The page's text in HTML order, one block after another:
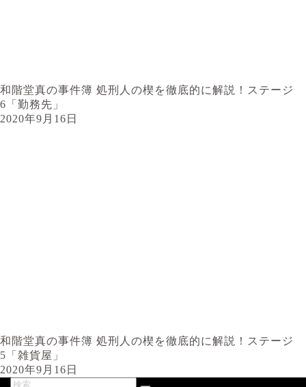
和階堂真の事件簿 処刑人の楔を徹底的に解説！ステージ
6「勤務先」
2020年9月16日
和階堂真の事件簿 処刑人の楔を徹底的に解説！ステージ
5「雑貨屋」
2020年9月16日